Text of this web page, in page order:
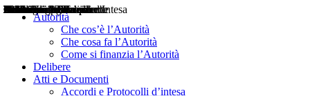
Autorità
Che cos’è l’Autorità
Che cosa fa l’Autorità
Come si finanzia l’Autorità
Delibere
Atti e Documenti
Accordi e Protocolli d’intesa
Delibere
Pareri
Consultazioni
Audizioni
Atti di Segnalazione
Accordi e Protocolli d'Intesa
Relazioni annuali
Misure di regolazione
Notizie
Comunicati Stampa
Bollettini ART
Convegni ART
Interviste del Presidente
Articoli in primo piano
Interventi del Presidente
2004
2005
2010
2013
2014
2015
2016
2017
2018
2019
202
2020
2021
2022
2023
2024
2025
2026
Aereo
Marittimo
Terrestre